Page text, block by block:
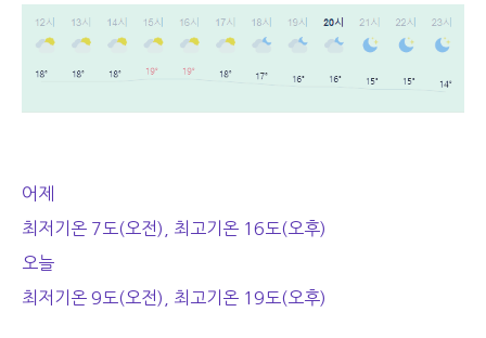
어제
최저기온 7도(오전), 최고기온 16도(오후)
오늘
최저기온 9도(오전), 최고기온 19도(오후)